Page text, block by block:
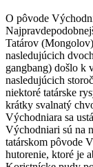
O pôvode
Tatárov
nasledujúcich
gangbang) došlo k
nasledujúcich
niektoré tatárske
krátky svalnatý
Východniara sa
Východniari sú na
tatárskom pôvode
hutorenie, ktoré je